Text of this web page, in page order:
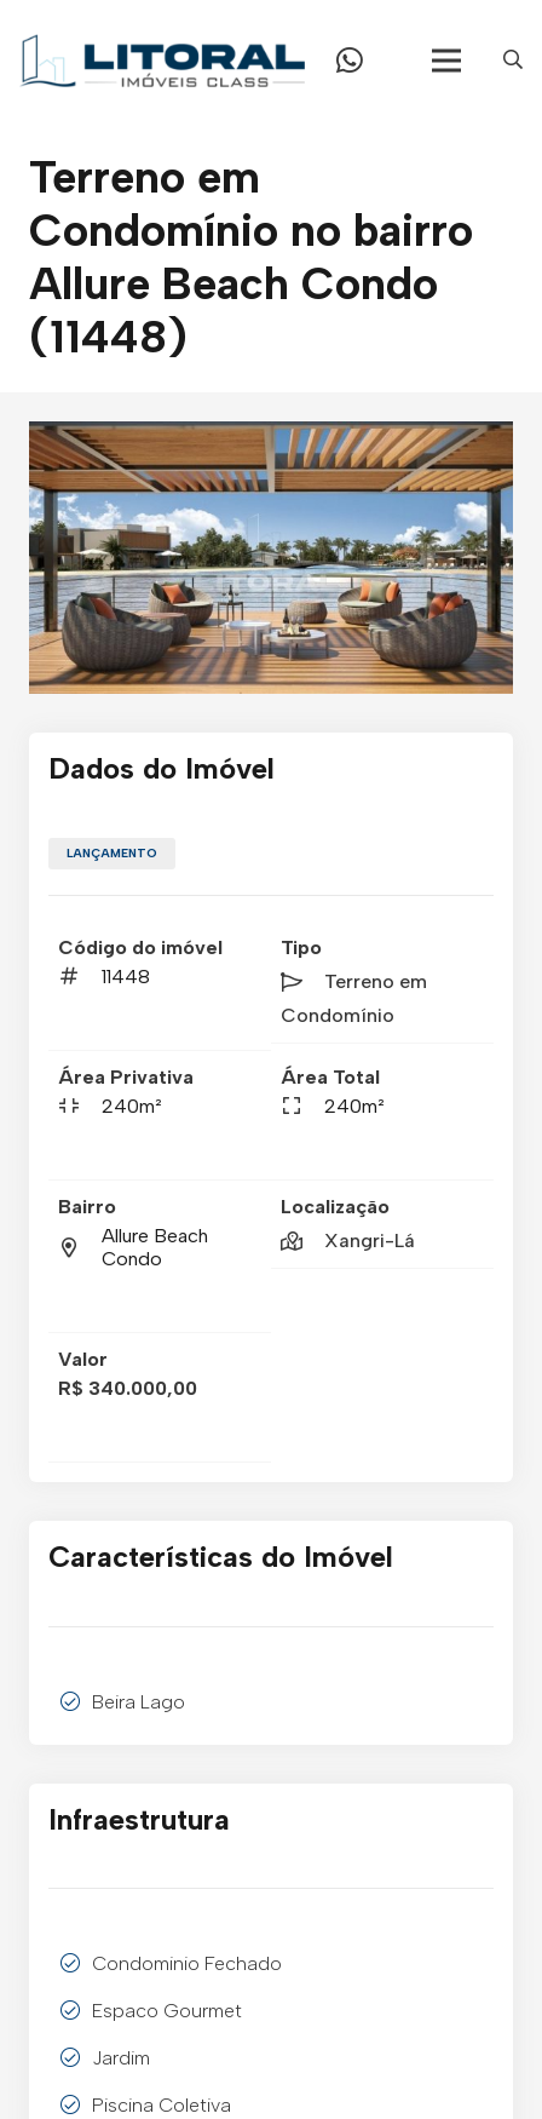
Terreno em
Condomínio no bairro
Allure Beach Condo
(11448)
Dados do Imóvel
LANÇAMENTO
Código do imóvel
11448
Tipo
Terreno em
Condomínio
Área Privativa
240m²
Área Total
240m²
Bairro
Allure Beach
Condo
Localização
Xangri-Lá
Valor
R$ 340.000,00
Características do Imóvel
Beira Lago
Infraestrutura
Condominio Fechado
Espaco Gourmet
Jardim
Piscina Coletiva